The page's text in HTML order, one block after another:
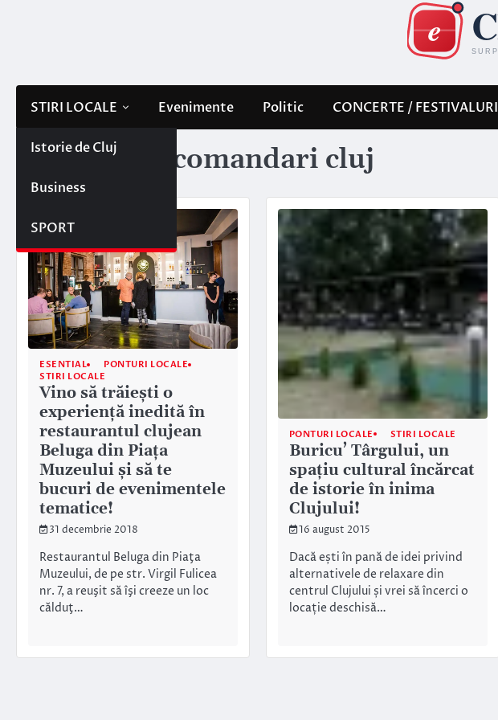
STIRI LOCALE
Istorie de Cluj
Business
SPORT
Evenimente Politic CONCERTE / FESTIVALURI
Etichetă: recomandari cluj
ESENTIAL
PONTURI LOCALE
STIRI LOCALE
Vino să trăieşti o
experienţă inedită în
restaurantul clujean
Beluga din Piaţa
Muzeului şi să te
bucuri de evenimentele
tematice!
31 decembrie 2018
Restaurantul Beluga din Piaţa
Muzeului, de pe str. Virgil Fulicea
nr. 7, a reuşit să îşi creeze un loc
călduţ…
PONTURI LOCALE STIRI LOCALE
Buricu’ Târgului, un
spațiu cultural încărcat
de istorie în inima
Clujului!
16 august 2015
Dacă ești în pană de idei privind
alternativele de relaxare din
centrul Clujului și vrei să încerci o
locație deschisă…